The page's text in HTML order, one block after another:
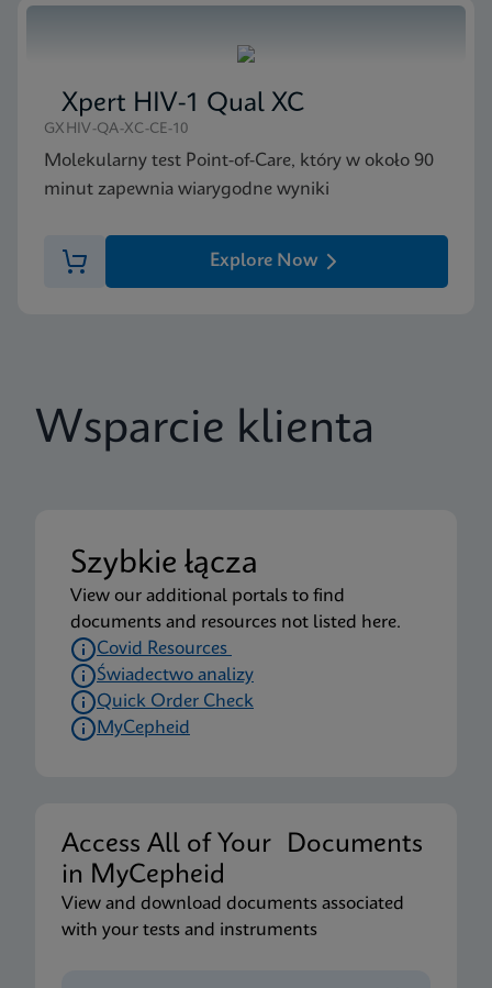
Xpert HIV-1 Qual XC
GXHIV-QA-XC-CE-10
Molekularny test Point-of-Care, który w około 90
minut zapewnia wiarygodne wyniki
Explore Now
Wsparcie klienta
Szybkie łącza
View our additional portals to find
documents and resources not listed here.
Covid Resources
Świadectwo analizy
Quick Order Check
MyCepheid
Access All of Your Documents
in MyCepheid
View and download documents associated
with your tests and instruments